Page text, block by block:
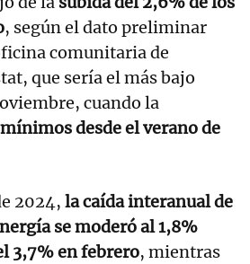
, según el dato preliminar
comunitaria de
que sería el más bajo
cuando la
desde el verano de
2024, la caída interanual de
se moderó al 1,8%
3,7% en febrero, mientras